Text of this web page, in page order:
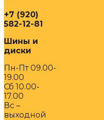
+7 (920)
582-12-81
Шины и
диски
Пн-Пт 09.00-
19.00
Сб 10.00-
17.00
Вс –
выходной